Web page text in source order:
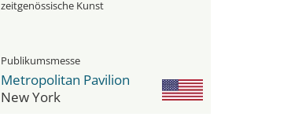
zeitgenössische Kunst
Publikumsmesse
Metropolitan Pavilion
New York